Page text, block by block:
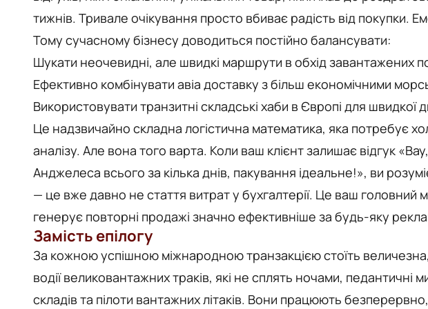
тижнів. Тривале очікування просто вбиває радість від покупки.
Тому сучасному бізнесу доводиться постійно балансувати:
Шукати неочевидні, але швидкі маршрути в обхід завантажених
Ефективно комбінувати авіа доставку з більш економічними
Використовувати транзитні складські хаби в Європі для швидкої
Це надзвичайно складна логістична математика, яка потребує
аналізу. Але вона того варта. Коли ваш клієнт залишає відгук
Анджелеса всього за кілька днів, пакування ідеальне!», ви
— це вже давно не стаття витрат у бухгалтерії. Це ваш головний
генерує повторні продажі значно ефективніше за будь-яку
Замість епілогу
За кожною успішною міжнародною транзакцією стоїть
водії великовантажних траків, які не сплять ночами, педантичні
складів та пілоти вантажних літаків. Вони працюють